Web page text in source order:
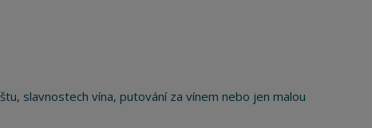
slavnostech vína, putování za vínem nebo jen malou